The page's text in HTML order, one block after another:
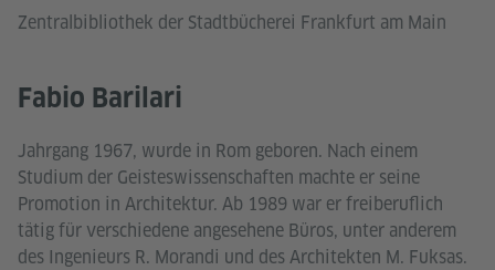
Zentralbibliothek der Stadtbücherei Frankfurt am Main
Fabio Barilari
Jahrgang 1967, wurde in Rom geboren. Nach einem
Studium der Geisteswissenschaften machte er seine
Promotion in Architektur. Ab 1989 war er freiberuflich
tätig für verschiedene angesehene Büros, unter anderem
des Ingenieurs R. Morandi und des Architekten M. Fuksas.